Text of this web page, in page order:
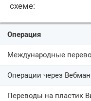
схеме:
Операция
Международные
Операции через
Переводы на пластик